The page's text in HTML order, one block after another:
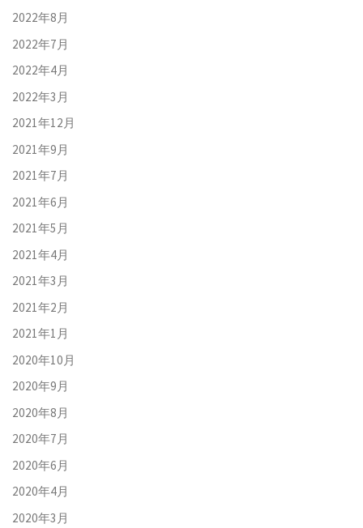
2022年8月
2022年7月
2022年4月
2022年3月
2021年12月
2021年9月
2021年7月
2021年6月
2021年5月
2021年4月
2021年3月
2021年2月
2021年1月
2020年10月
2020年9月
2020年8月
2020年7月
2020年6月
2020年4月
2020年3月